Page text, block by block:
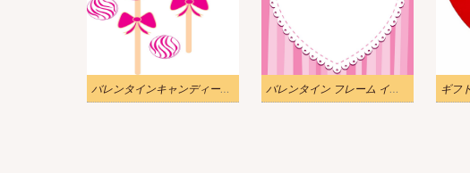
バレンタインキャンディーのイラスト バレンタイン フレーム イラスト